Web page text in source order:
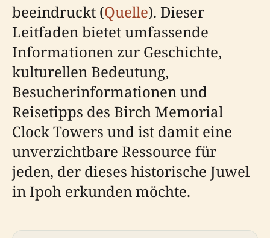
beeindruckt (Quelle). Dieser
Leitfaden bietet umfassende
Informationen zur Geschichte,
kulturellen Bedeutung,
Besucherinformationen und
Reisetipps des Birch Memorial
Clock Towers und ist damit eine
unverzichtbare Ressource für
jeden, der dieses historische Juwel
in Ipoh erkunden möchte.